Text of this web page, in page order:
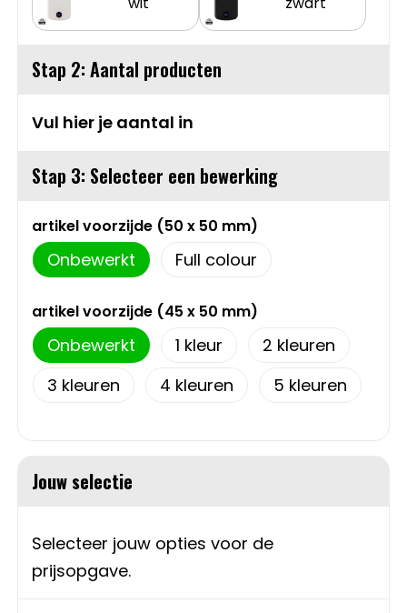
Sweaters
T-Shirts
Vesten
Schoenen
Gilets
Matrozentassen
Opbergtassen
Opvouwbare tassen
Papieren tassen
Picknicktassen en manden
Reistassen
Reistassensets
Rugzakken
Toilettassen
Stap 2: Aantal producten
Vul hier je aantal in
Stap 3: Selecteer een bewerking
artikel voorzijde (50 x 50 mm)
Onbewerkt Full colour
artikel voorzijde (45 x 50 mm)
Onbewerkt 1
2
3
4 5
Jouw selectie
Selecteer jouw opties voor de
prijsopgave.